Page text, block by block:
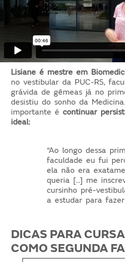
Lisiane é mestre em
no vestibular da PUC-RS,
grávida de gêmeas já no
desistiu do sonho da
importante é continuar
ideal:
“Ao longo dessa
faculdade eu fui
ela não era
queria [...] me
cursinho pré-
a estudar para fazer
DICAS PARA
COMO SEGUNDA